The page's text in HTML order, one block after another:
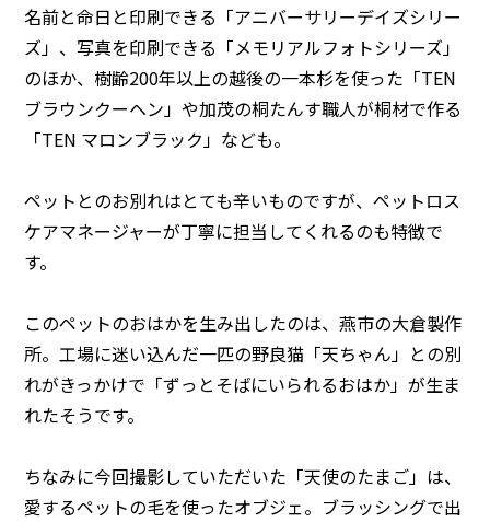
名前と命日と印刷できる「アニバーサリーデイズシリー
ズ」、写真を印刷できる「メモリアルフォトシリーズ」
のほか、樹齢200年以上の越後の一本杉を使った「TEN
ブラウンクーヘン」や加茂の桐たんす職人が桐材で作る
「TEN マロンブラック」なども。
ペットとのお別れはとても辛いものですが、ペットロス
ケアマネージャーが丁寧に担当してくれるのも特徴で
す。
このペットのおはかを生み出したのは、燕市の大倉製作
所。工場に迷い込んだ一匹の野良猫「天ちゃん」との別
れがきっかけで「ずっとそばにいられるおはか」が生ま
れたそうです。
ちなみに今回撮影していただいた「天使のたまご」は、
愛するペットの毛を使ったオブジェ。ブラッシングで出